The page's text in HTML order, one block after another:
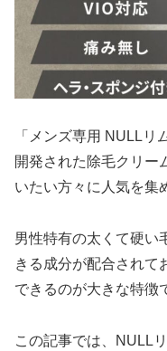
「メンズ専用 NULLリ
開発された除毛クリー
いたい方々に人気を集
男性特有の太くて硬い
きる成分が配合されて
できるのが大きな特徴
この記事では、NULL